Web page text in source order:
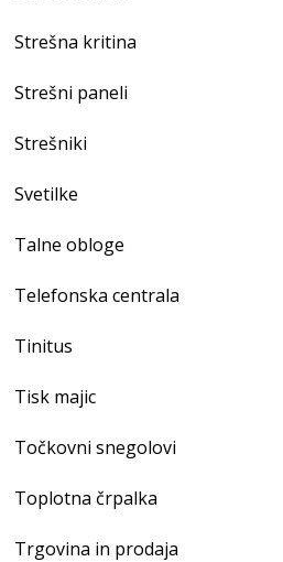
Strešna kritina
Strešni paneli
Strešniki
Svetilke
Talne obloge
Telefonska centrala
Tinitus
Tisk majic
Točkovni snegolovi
Toplotna črpalka
Trgovina in prodaja